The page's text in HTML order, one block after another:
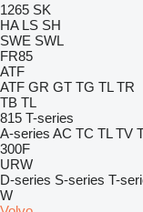
1265 SK
HA LS SH
SWE SWL
FR85
ATF
ATF GR GT TG TL TR
TB TL
815 T-series
A-series AC TC TL TV
300F
URW
D-series S-series T-
W